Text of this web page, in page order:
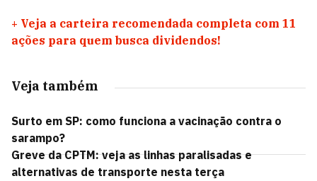
+ Veja a carteira recomendada completa com 11
ações para quem busca dividendos!
Veja também
Surto em SP: como funciona a vacinação contra o
sarampo?
Greve da CPTM: veja as linhas paralisadas e
alternativas de transporte nesta terça